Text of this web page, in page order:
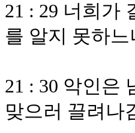
21 : 29 너희가
를 알지 못하느
21 : 30 악인은
맞으러 끌려나